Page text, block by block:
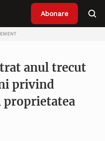
Abonare
anul trecut
privind
proprietatea